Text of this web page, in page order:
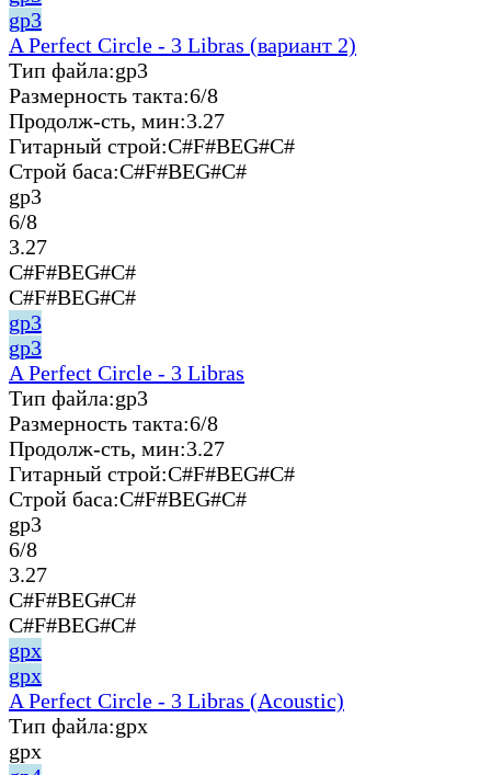
gp3
A Perfect Circle - 3 Libras (вариант 2)
Тип файла:gp3
Размерность такта:6/8
Продолж-сть, мин:3.27
Гитарный строй:C#F#BEG#C#
Строй баса:C#F#BEG#C#
gp3
6/8
3.27
C#F#BEG#C#
C#F#BEG#C#
gp3
gp3
A Perfect Circle - 3 Libras
Тип файла:gp3
Размерность такта:6/8
Продолж-сть, мин:3.27
Гитарный строй:C#F#BEG#C#
Строй баса:C#F#BEG#C#
gp3
6/8
3.27
C#F#BEG#C#
C#F#BEG#C#
gpx
gpx
A Perfect Circle - 3 Libras (Acoustic)
Тип файла:gpx
gpx